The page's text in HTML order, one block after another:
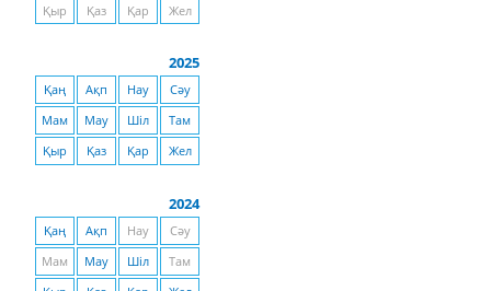
Қыр
Қаз Қар Жел
2025
Қаң Ақп Нау
Сәу
Мам
Мау Шіл
Там
Қыр
Қаз Қар Жел
2024
Қаң Ақп Нау
Сәу
Мам
Мау Шіл
Там